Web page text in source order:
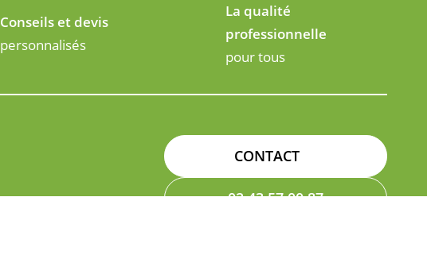
Conseils et devis
personnalisés
La qualité
professionnelle
pour tous
CONTACT
02 43 57 00 87